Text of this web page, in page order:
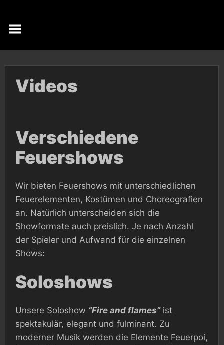
Videos
Verschiedene
Feuershows
Wir bieten Feuershows mit unterschiedlichen
Feuerelementen, Kostümen und Choreografien
an. Natürlich unterscheiden sich die
Showformate auch preislich. Je nach Anzahl
der Spieler und Aufwand für die einzelnen
Shows:
Soloshows
Unsere Soloshow “Fire and flames”ist
spektakulär, elegant und fulminant. Zu
moderner Musik werden die Elemente Feuerpoi,